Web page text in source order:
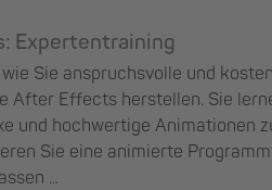
Expertentraining
Sie anspruchsvolle und
After Effects herstellen. Sie
und hochwertige Animationen
Sie eine animierte
...